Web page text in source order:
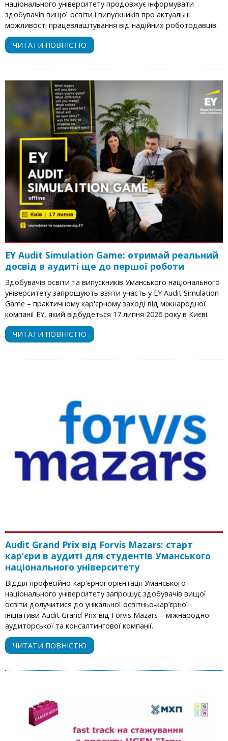
національного університету продовжує інформувати
здобувачів вищої освіти і випускників про актуальні
можливості працевлаштування від надійних роботодавців.
ЧИТАТИ ПОВНІСТЮ
EY Audit Simulation Game: отримай реальний
досвід в аудиті ще до першої роботи
Здобувачів освіти та випускників Уманського національного
університету запрошують взяти участь у EY Audit Simulation
Game – практичному кар'єрному заході від міжнародної
компанії EY, який відбудеться 17 липня 2026 року в Києві.
ЧИТАТИ ПОВНІСТЮ
Audit Grand Prix від Forvis Mazars: старт
кар’єри в аудиті для студентів Уманського
національного університету
Відділ професійно-кар'єрної орієнтації Уманського
національного університету запрошує здобувачів вищої
освіти долучитися до унікальної освітньо-кар’єрної
ініціативи Audit Grand Prix від Forvis Mazars – міжнародної
аудиторської та консалтингової компанії.
ЧИТАТИ ПОВНІСТЮ